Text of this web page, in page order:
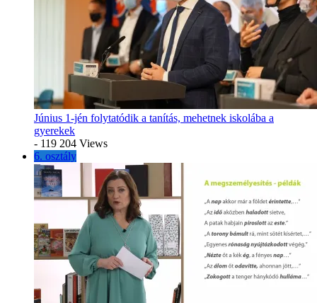
Június 1-jén folytatódik a tanítás, mehetnek iskolába a
gyerekek
- 119 204 Views
6. osztály